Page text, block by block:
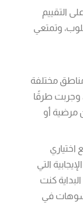
التقييم
وتمتعي
مختلفة
وجربت طرقًا
مرضية أو
التي
كنت
في